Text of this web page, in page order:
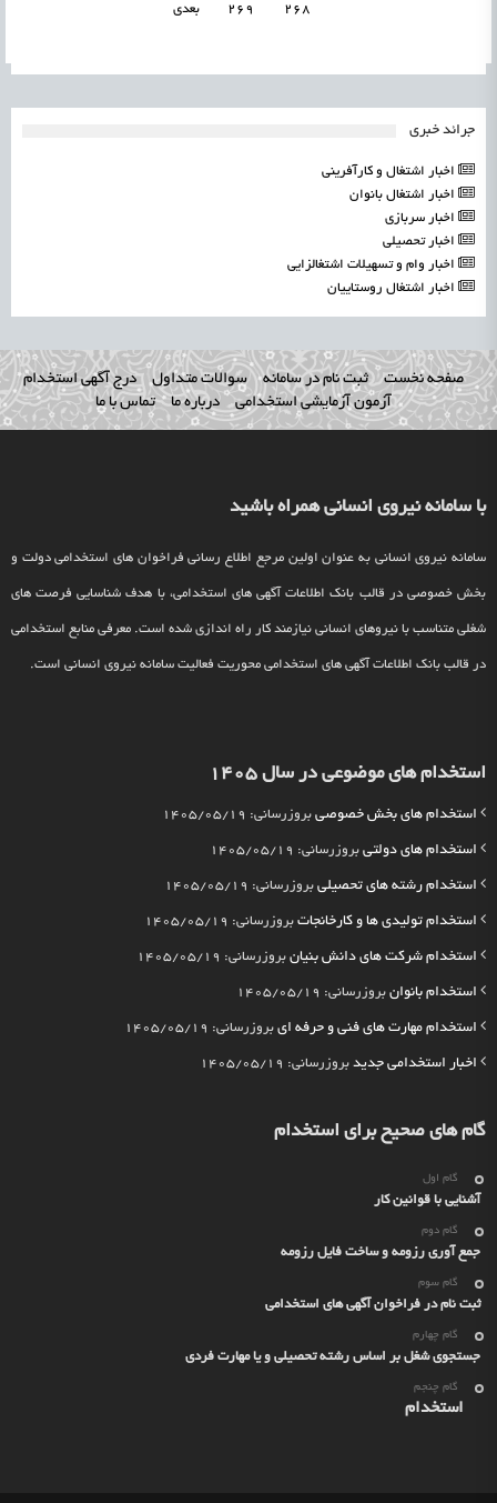
268
269 بعدی
جرائد خبری
اخبار اشتغال و کارآفرینی
اخبار اشتغال بانوان
اخبار سربازی
اخبار تحصیلی
اخبار وام و تسهیلات اشتغالزایی
اخبار اشتغال روستاییان
صفحه نخست ثبت نام در سامانه سوالات متداول
درج آگهی استخدام
آزمون آزمایشی استخدامی
درباره ما تماس با ما
با سامانه نیروی انسانی همراه باشید
سامانه نیروی انسانی به عنوان اولین مرجع اطلاع رسانی فراخوان های استخدامی دولت و
بخش خصوصی در قالب بانک اطلاعات آگهی های استخدامی، با هدف شناسایی فرصت های
شغلی متناسب با نیروهای انسانی نیازمند کار راه اندازی شده است. معرفی منابع استخدامی
در قالب بانک اطلاعات آگهی های استخدامی محوریت فعالیت سامانه نیروی انسانی است.
استخدام های موضوعی در سال 1405
استخدام های بخش خصوصی بروزرسانی: 1405/05/19
استخدام های دولتی بروزرسانی: 1405/05/19
استخدام رشته های تحصیلی بروزرسانی: 1405/05/19
استخدام تولیدی ها و کارخانجات بروزرسانی: 1405/05/19
استخدام شرکت های دانش بنیان بروزرسانی: 1405/05/19
استخدام بانوان بروزرسانی: 1405/05/19
استخدام مهارت های فنی و حرفه ای بروزرسانی: 1405/05/19
اخبار استخدامی جدید بروزرسانی: 1405/05/19
گام های صحیح برای استخدام
گام اول
آشنایی با قوانین کار
گام دوم
جمع آوری رزومه و ساخت فایل رزومه
گام سوم
ثبت نام در فراخوان آگهی های استخدامی
گام چهارم
جستجوی شغل بر اساس رشته تحصیلی و یا مهارت فردی
گام چنجم
استخدام